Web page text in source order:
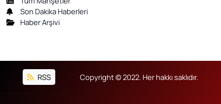
Son Dakika Haberleri
Haber Arşivi
RSS Copyright © 2022. Her hakkı saklıdır.